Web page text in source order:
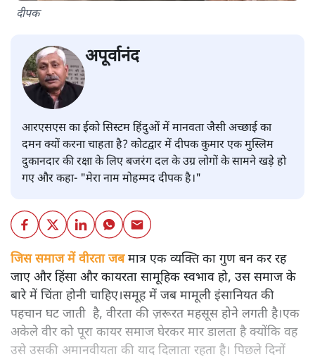
दीपक
अपूर्वानंद
आरएसएस का ईको सिस्टम हिंदुओं में मानवता जैसी अच्छाई का
दमन क्यों करना चाहता है? कोटद्वार में दीपक कुमार एक मुस्लिम
दुकानदार की रक्षा के लिए बजरंग दल के उग्र लोगों के सामने खड़े हो
गए और कहा- "मेरा नाम मोहम्मद दीपक है।"
जिस समाज में वीरता जबमात्र एक व्यक्ति का गुण बन कर रह
जाए और हिंसा और कायरता सामूहिक स्वभाव हो, उस समाज के
बारे में चिंता होनी चाहिए।समूह में जब मामूली इंसानियत की
पहचान घट जाती है, वीरता की ज़रूरत महसूस होने लगती है।एक
अकेले वीर को पूरा कायर समाज घेरकर मार डालता है क्योंकि वह
उसे उसकी अमानवीयता की याद दिलाता रहता है। पिछले दिनों